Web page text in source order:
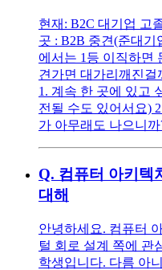
현재: B2C 대기업 고
곳 : B2B 중견(준대기
에서는 1등 이직하면
견가면 대가리깨진걸
1. 계속 한 곳에 있고
전될 수도 있어서요)
가 아무래도 나으니까
Q. 컴퓨터 아키텍
대해
안녕하세요. 컴퓨터
털 회로 설계 쪽에 관
학생입니다. 다름 아